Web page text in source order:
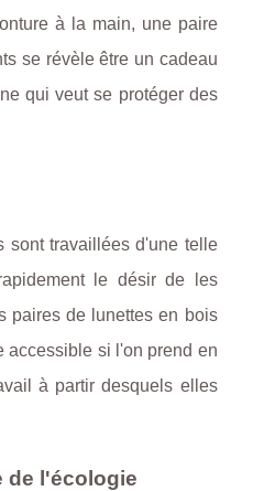
à la main, une paire
se révèle être un cadeau
qui veut se protéger des
sont travaillées d'une telle
le désir de les
paires de lunettes en bois
accessible si l'on prend en
à partir desquels elles
de l'écologie